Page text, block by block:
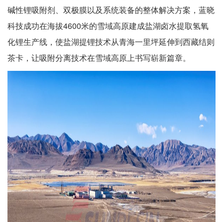
碱性锂吸附剂、双极膜以及系统装备的整体解决方案，蓝晓
科技成功在海拔4600米的雪域高原建成盐湖卤水提取氢氧
化锂生产线，使盐湖提锂技术从青海一里坪延伸到西藏结则
茶卡，让吸附分离技术在雪域高原上书写崭新篇章。